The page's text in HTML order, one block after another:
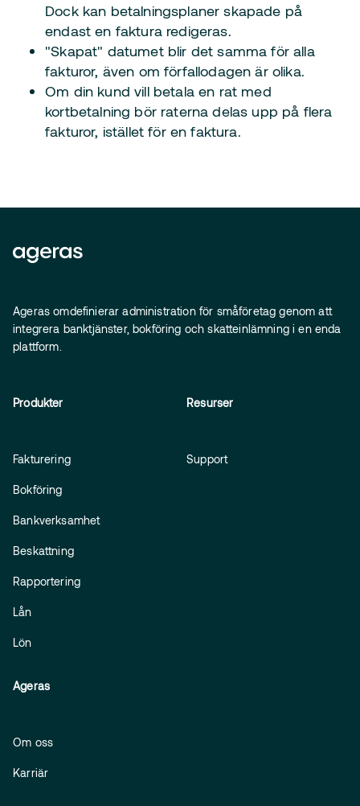
Dock kan betalningsplaner skapade på
endast en faktura redigeras.
"Skapat" datumet blir det samma för alla
fakturor, även om förfallodagen är olika.
Om din kund vill betala en rat med
kortbetalning bör raterna delas upp på flera
fakturor, istället för en faktura.
Ageras omdefinierar administration för småföretag genom att
integrera banktjänster, bokföring och skatteinlämning i en enda
plattform.
Produkter
Fakturering
Bokföring
Bankverksamhet
Beskattning
Rapportering
Lån
Lön
Resurser
Support
Ageras
Om oss
Karriär